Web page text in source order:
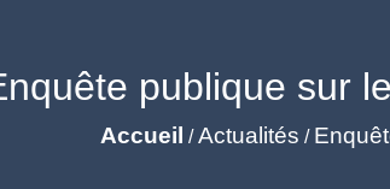
publique sur
Accueil /Actualités /